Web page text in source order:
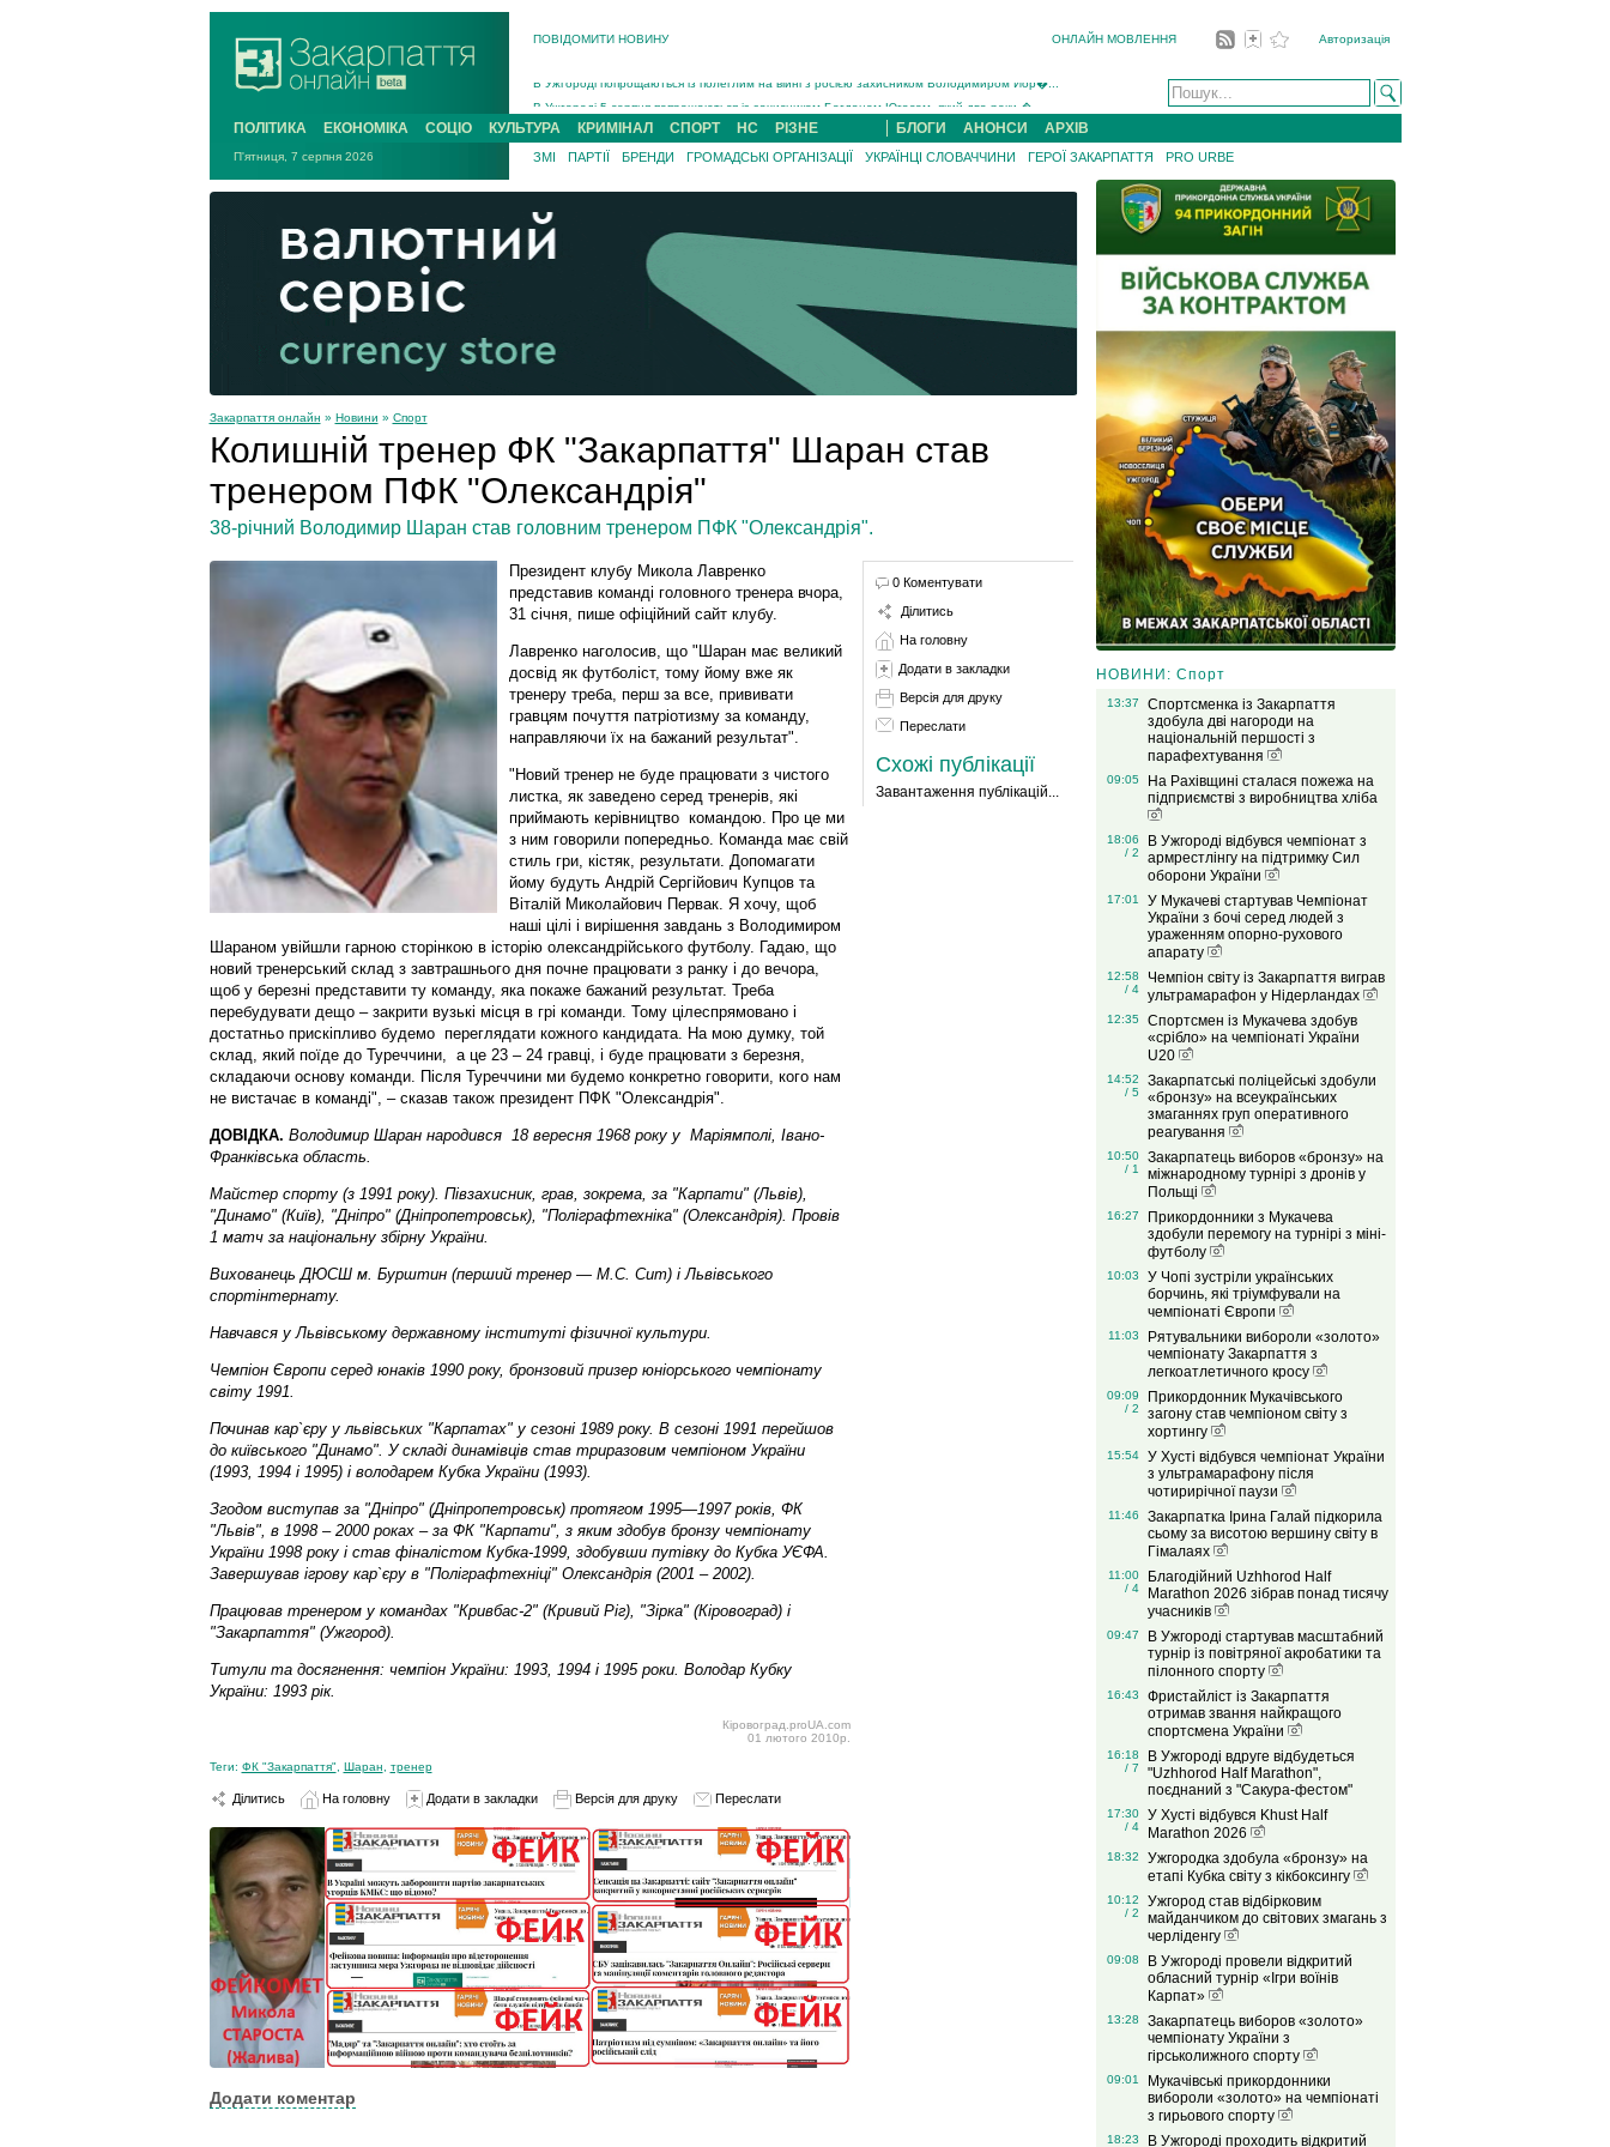
ПОВІДОМИТИ НОВИНУ ОНЛАЙН МОВЛЕННЯ Авторизація
Інструктора районного ТЦК на Закарпатті судитимуть за обвинуваченням у катув...
В Ужгороді 5 серпня попрощаються із захисником Богданом Югасом, який два роки �...
Підтвердили загибель захисника із Нанкова на Хустщині Юліана Гербея (ФОТО)[/gree...
На війні з рф поліг військовий з Виноградова Ігнат Роздяловський (ФОТО)...
На Хустщині внаслідок ДТП за участі трьох авто постраждали 13 людей (ФОТО)...
Інструктора районного ТЦК на Закарпатті судитимуть за обвинувачен...
ПОЛІТИКА ЕКОНОМІКА СОЦІО КУЛЬТУРА КРИМІНАЛ СПОРТ НС РІЗНЕ БЛОГИ АНОНСИ АРХІВ
П'ятниця, 7 серпня 2026 ЗМІ ПАРТІЇ БРЕНДИ ГРОМАДСЬКІ ОРГАНІЗАЦІЇ УКРАЇНЦІ СЛОВАЧЧИНИ ГЕРОЇ ЗАКАРПАТТЯ PRO URBE
Закарпаття онлайн » Новини » Спорт
Колишній тренер ФК "Закарпаття" Шаран став
тренером ПФК "Олександрія"
38-річний Володимир Шаран став головним тренером ПФК "Олександрія".
Президент клубу Микола Лавренко
представив команді головного тренера вчора,
31 січня, пише офіційний сайт клубу.
Лавренко наголосив, що "Шаран має великий
досвід як футболіст, тому йому вже як
тренеру треба, перш за все, прививати
гравцям почуття патріотизму за команду,
направляючи їх на бажаний результат".
"Новий тренер не буде працювати з чистого
листка, як заведено серед тренерів, які
приймають керівництво командою. Про це ми
з ним говорили попередньо. Команда має свій
стиль гри, кістяк, результати. Допомагати
йому будуть Андрій Сергійович Купцов та
Віталій Миколайович Первак. Я хочу, щоб
наші цілі і вирішення завдань з Володимиром
Шараном увійшли гарною сторінкою в історію олександрійського футболу. Гадаю, що
новий тренерський склад з завтрашнього дня почне працювати з ранку і до вечора,
щоб у березні представити ту команду, яка покаже бажаний результат. Треба
перебудувати дещо – закрити вузькі місця в грі команди. Тому цілеспрямовано і
достатньо прискіпливо будемо переглядати кожного кандидата. На мою думку, той
склад, який поїде до Туреччини, а це 23 – 24 гравці, і буде працювати з березня,
складаючи основу команди. Після Туреччини ми будемо конкретно говорити, кого нам
не вистачає в команді", – сказав також президент ПФК "Олександрія".
ДОВІДКА. Володимир Шаран народився 18 вересня 1968 року у Маріямполі, Івано-
Франківська область.
Майстер спорту (з 1991 року). Півзахисник, грав, зокрема, за "Карпати" (Львів),
"Динамо" (Київ), "Дніпро" (Дніпропетровськ), "Поліграфтехніка" (Олександрія). Провів
1 матч за національну збірну України.
Вихованець ДЮСШ м. Бурштин (перший тренер — М.С. Сит) і Львівського
спортінтернату.
Навчався у Львівському державному інституті фізичної культури.
Чемпіон Європи серед юнаків 1990 року, бронзовий призер юніорського чемпіонату
світу 1991.
Починав кар`єру у львівських "Карпатах" у сезоні 1989 року. В сезоні 1991 перейшов
до київського "Динамо". У складі динамівців став триразовим чемпіоном України
(1993, 1994 і 1995) і володарем Кубка України (1993).
Згодом виступав за "Дніпро" (Дніпропетровськ) протягом 1995—1997 років, ФК
"Львів", в 1998 – 2000 роках – за ФК "Карпати", з яким здобув бронзу чемпіонату
України 1998 року і став фіналістом Кубка-1999, здобувши путівку до Кубка УЄФА.
Завершував ігрову кар`єру в "Поліграфтехніці" Олександрія (2001 – 2002).
Працював тренером у командах "Кривбас-2" (Кривий Ріг), "Зірка" (Кіровоград) і
"Закарпаття" (Ужгород).
Титули та досягнення: чемпіон України: 1993, 1994 і 1995 роки. Володар Кубку
України: 1993 рік.
Кіровоград.proUA.com
01 лютого 2010р.
Теги: ФК "Закарпаття", Шаран тренер
Ділитись На головну Додати в закладки Версія для друку Переслати
Додати коментар
0 Коментувати
Ділитись
На головну
Додати в закладки
Версія для друку
Переслати
Схожі публікації
Завантаження публікацій...
НОВИНИ: Спорт
13:37
Спортсменка із Закарпаття
здобула дві нагороди на
національній першості з
парафехтування
09:05
На Рахівщині сталася пожежа на
підприємстві з виробництва хліба
18:06
/ 2
В Ужгороді відбувся чемпіонат з
армрестлінгу на підтримку Сил
оборони України
17:01
У Мукачеві стартував Чемпіонат
України з бочі серед людей з
ураженням опорно-рухового
апарату
12:58
/ 4
Чемпіон світу із Закарпаття виграв
ультрамарафон у Нідерландах
12:35
Спортсмен із Мукачева здобув
«срібло» на чемпіонаті України
U20
14:52
/ 5
Закарпатські поліцейські здобули
«бронзу» на всеукраїнських
змаганнях груп оперативного
реагування
10:50
/ 1
Закарпатець виборов «бронзу» на
міжнародному турнірі з дронів у
Польщі
16:27
Прикордонники з Мукачева
здобули перемогу на турнірі з міні-
футболу
10:03
У Чопі зустріли українських
борчинь, які тріумфували на
чемпіонаті Європи
11:03
Рятувальники вибороли «золото»
чемпіонату Закарпаття з
легкоатлетичного кросу
09:09
/ 2
Прикордонник Мукачівського
загону став чемпіоном світу з
хортингу
15:54
У Хусті відбувся чемпіонат України
з ультрамарафону після
чотирирічної паузи
11:46
Закарпатка Ірина Галай підкорила
сьому за висотою вершину світу в
Гімалаях
11:00
/ 4
Благодійний Uzhhorod Half
Marathon 2026 зібрав понад тисячу
учасників
09:47
В Ужгороді стартував масштабний
турнір із повітряної акробатики та
пілонного спорту
16:43
Фристайліст із Закарпаття
отримав звання найкращого
спортсмена України
16:18
/ 7
В Ужгороді вдруге відбудеться
"Uzhhorod Half Marathon",
поєднаний з "Сакура-фестом"
17:30
/ 4
У Хусті відбувся Khust Half
Marathon 2026
18:32
Ужгородка здобула «бронзу» на
етапі Кубка світу з кікбоксингу
10:12
/ 2
Ужгород став відбірковим
майданчиком до світових змагань з
черліденгу
09:08
В Ужгороді провели відкритий
обласний турнір «Ігри воїнів
Карпат»
13:28
Закарпатець виборов «золото»
чемпіонату України з
гірськолижного спорту
09:01
Мукачівські прикордонники
вибороли «золото» на чемпіонаті
з гирьового спорту
18:23
В Ужгороді проходить відкритий